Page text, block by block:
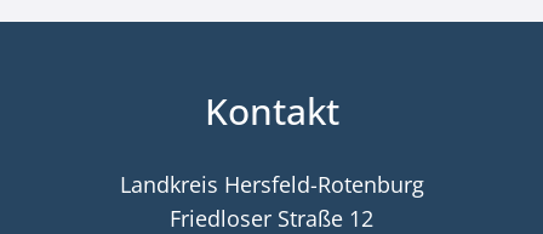
Kontakt
Landkreis Hersfeld-Rotenburg
Friedloser Straße 12